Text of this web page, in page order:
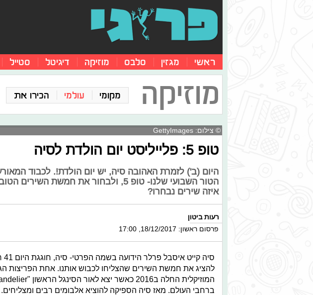
ראשי מגזין סלבס מוזיקה דיגיטל סטייל
מוזיקה מקומי עולמי הכירו את
© צילום: GettyImages
טופ 5: פלייליסט יום הולדת לסיה
היום (ב') לזמרת האהובה סיה, יש יום הולדת!. לכבוד
הטור השבועי שלנו- טופ 5, ולבחור את חמשת
איזה שירים נבחרו?
רעות ביטון
פרסום ראשון: 18/12/2017, 17:00
סיה קייט איסבל פרלר הידועה בשמה הפרטי- סיה, חוגגת היום 41 חורפים. לכבוד כך,
להציג את חמשת השירים שהצליחו לכבוש אותנו. אחת הפריצות
המוזיקלית החלה ב2016 כאשר יצא לאור הסינגל הראשון
ברחבי העולם. מאז סיה הספיקה להוציא אלבומים רבים